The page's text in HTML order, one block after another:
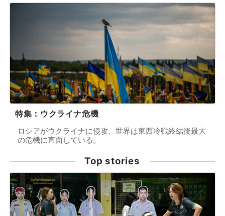
特集：ウクライナ危機
ロシアがウクライナに侵攻、世界は東西冷戦終結後最大
の危機に直面している。
Top stories